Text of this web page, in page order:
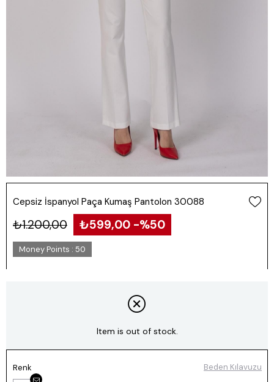
Cepsiz İspanyol Paça Kumaş Pantolon 30088
₺1.200,00 ₺599,00 50
Money Points : 50
Item is out of stock.
Renk Beden Kılavuzu